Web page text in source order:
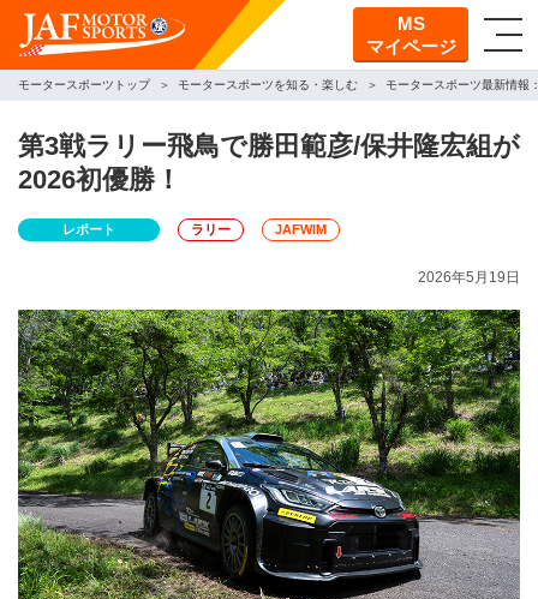
MS
マイページ
モータースポーツトップ モータースポーツを知る・楽しむ モータースポーツ最新情報
第3戦ラリー飛鳥で勝田範彦/保井隆宏組が
2026初優勝！
レポート ラリー JAFWIM
2026年5月19日